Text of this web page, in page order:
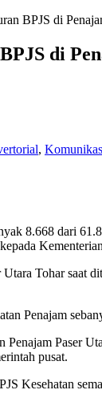
BPJS di
di
,
8.668 dari
Utara Tohar saat
Penajam
Penajam Paser
pusat.
Kesehatan